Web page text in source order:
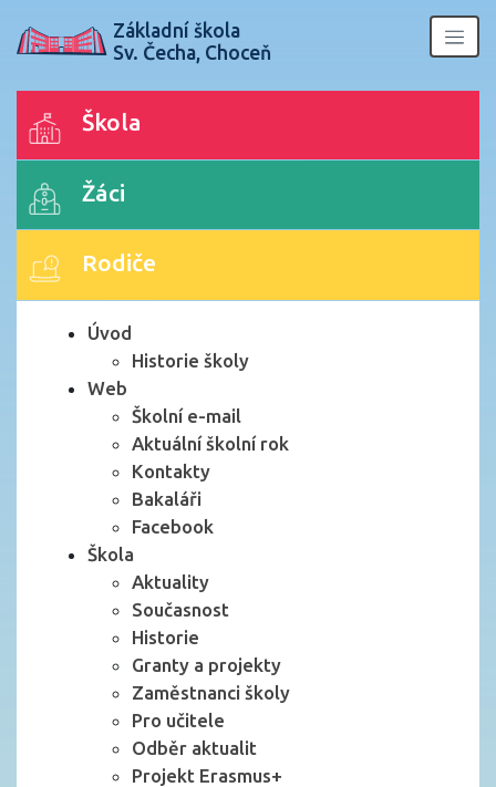
Základní škola
Sv. Čecha, Choceň
Škola
Žáci
Rodiče
Úvod
Historie školy
Web
Školní e-mail
Aktuální školní rok
Kontakty
Bakaláři
Facebook
Škola
Aktuality
Současnost
Historie
Granty a projekty
Zaměstnanci školy
Pro učitele
Odběr aktualit
Projekt Erasmus+